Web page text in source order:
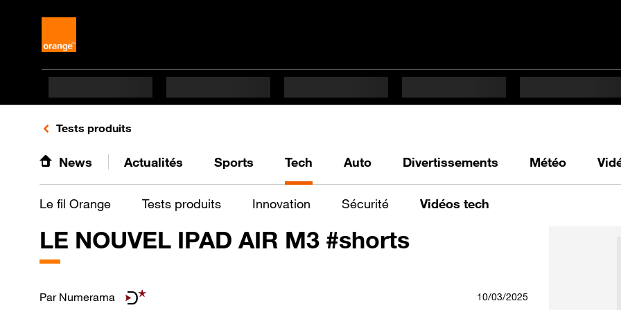
Retours vers le listing de vidéos de la catégorie
Tests produits
News Actualités Sports Tech Auto Divertissements Météo
Le fil Orange Tests produits Innovation Sécurité Vidéos tech
LE NOUVEL IPAD AIR M3 #shorts
Par Numerama 10/03/2025